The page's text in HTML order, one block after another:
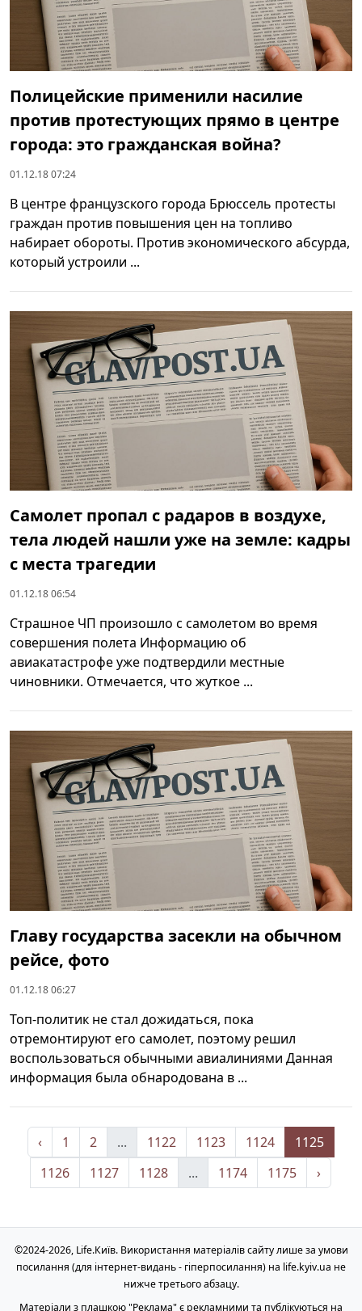
Полицейские применили насилие
против протестующих прямо в центре
города: это гражданская война?
01.12.18 07:24
В центре французского города Брюссель протесты
граждан против повышения цен на топливо
набирает обороты. Против экономического абсурда,
который устроили ...
Самолет пропал с радаров в воздухе,
тела людей нашли уже на земле: кадры
с места трагедии
01.12.18 06:54
Страшное ЧП произошло с самолетом во время
совершения полета Информацию об
авиакатастрофе уже подтвердили местные
чиновники. Отмечается, что жуткое ...
Главу государства засекли на обычном
рейсе, фото
01.12.18 06:27
Топ-политик не стал дожидаться, пока
отремонтируют его самолет, поэтому решил
воспользоваться обычными авиалиниями Данная
информация была обнародована в ...
‹ 1 2 ... 1122 1123 1124
1125
1126
1127 1128 ... 1174 1175 ›
©2024-2026, Life.Київ. Використання матеріалів сайту лише за умови
посилання (для інтернет-видань - гіперпосилання) на life.kyiv.ua не
нижче третього абзацу.
Матеріали з плашкою "Реклама" є рекламними та публікуються на